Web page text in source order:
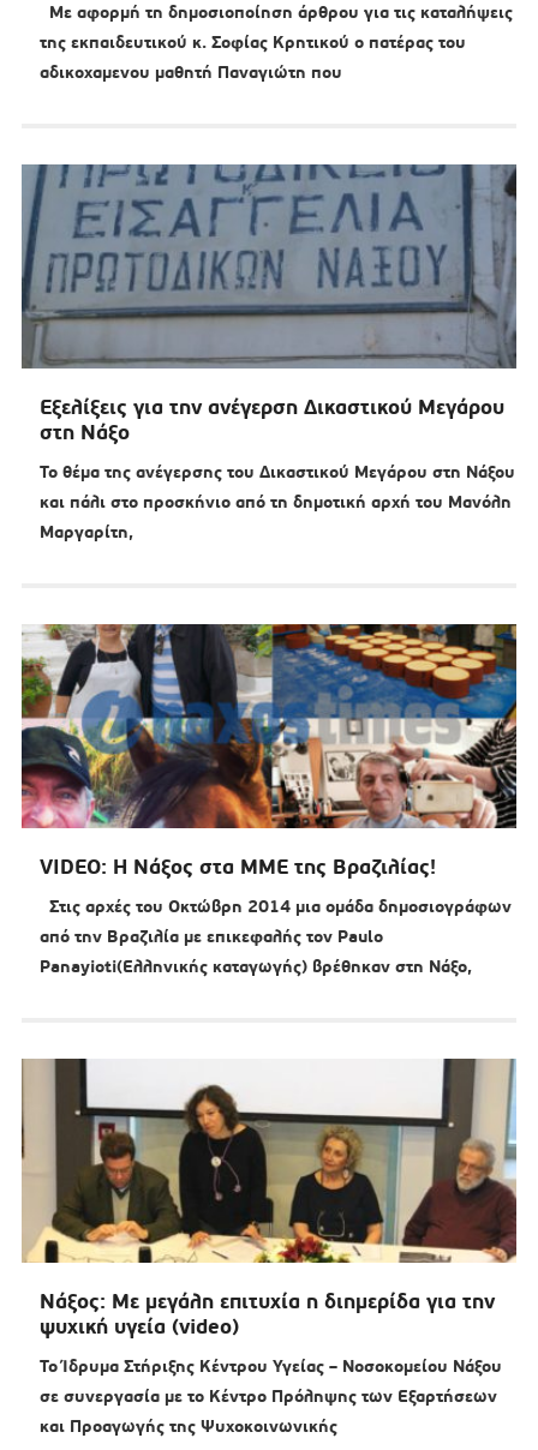
Με αφορμή τη δημοσιοποίηση άρθρου για τις καταλήψεις
της εκπαιδευτικού κ. Σοφίας Κρητικού ο πατέρας του
αδικοχαμενου μαθητή Παναγιώτη που
Εξελίξεις για την ανέγερση Δικαστικού Μεγάρου
στη Νάξο
Το θέμα της ανέγερσης του Δικαστικού Μεγάρου στη Νάξου
και πάλι στο προσκήνιο από τη δημοτική αρχή του Μανόλη
Μαργαρίτη,
VIDEO: Η Νάξος στα ΜΜΕ της Βραζιλίας!
Στις αρχές του Οκτώβρη 2014 μια ομάδα δημοσιογράφων
από την Βραζιλία με επικεφαλής τον Paulo
Panayioti(Ελληνικής καταγωγής) βρέθηκαν στη Νάξο,
Νάξος: Με μεγάλη επιτυχία η διημερίδα για την
ψυχική υγεία (video)
Το Ίδρυμα Στήριξης Κέντρου Υγείας – Νοσοκομείου Νάξου
σε συνεργασία με το Κέντρο Πρόληψης των Εξαρτήσεων
και Προαγωγής της Ψυχοκοινωνικής